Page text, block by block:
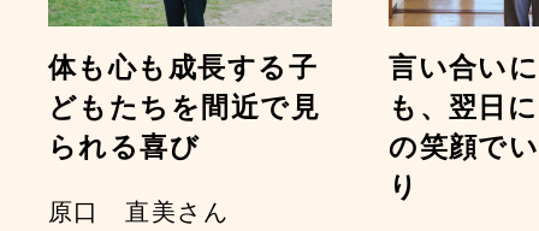
体も心も成長する子
どもたちを間近で見
られる喜び
原口 直美さん
言い合い
も、翌日
の笑顔で
り